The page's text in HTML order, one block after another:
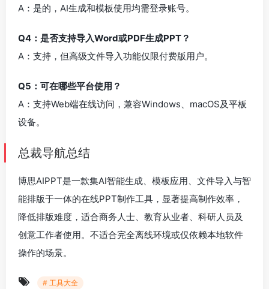
A：是的，AI生成和模板使用均需登录账号。
Q4：是否支持导入Word或PDF生成PPT？
A：支持，但高级文件导入功能仅限付费版用户。
Q5：可在哪些平台使用？
A：支持Web端在线访问，兼容Windows、macOS及平板
设备。
总裁导航总结
博思AIPPT是一款集AI智能生成、模板应用、文件导入与智
能排版于一体的在线PPT制作工具，显著提高制作效率，
降低排版难度，适合商务人士、教育从业者、科研人员及
创意工作者使用。不适合完全离线环境或仅依赖本地软件
操作的场景。
# 工具大全